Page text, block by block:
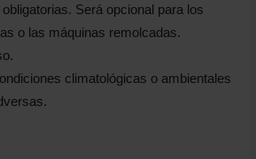
Será opcional para los
o las máquinas remolcadas.
climatológicas o ambientales